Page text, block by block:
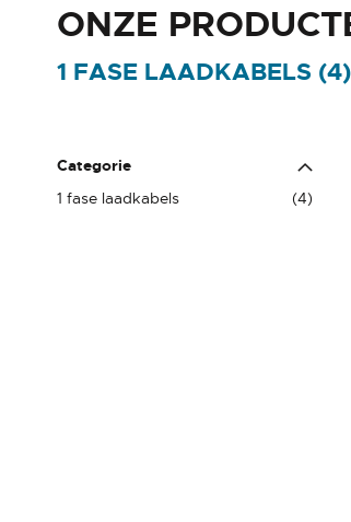
ONZE
1 FASE LAADKABELS (4)
Categorie
1 fase laadkabels
4